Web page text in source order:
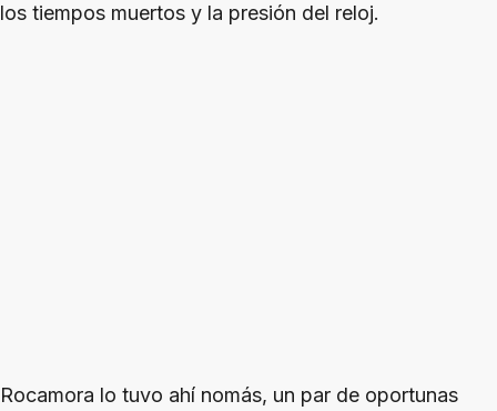
los tiempos muertos y la presión del reloj.
Rocamora lo tuvo ahí nomás, un par de oportunas